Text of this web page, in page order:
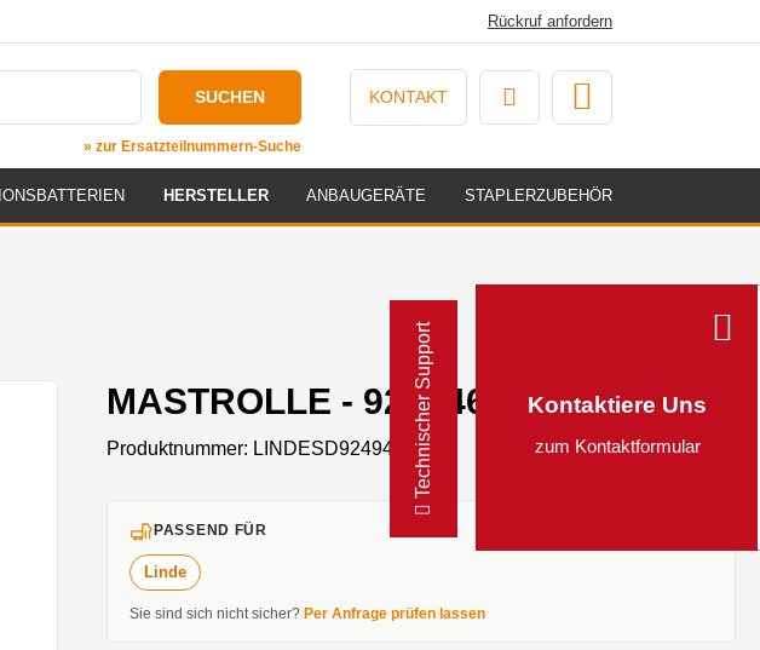
Rückruf anfordern
Technischer Support Kontaktiere Uns
zum Kontaktformular
SUCHEN
» zur Ersatzteilnummern-Suche
KONTAKT
HERSTELLER ANBAUGERÄTE STAPLERZUBEHÖR
MASTROLLE - 9249462
Produktnummer: LINDESD9249462
PASSEND FÜR
Linde
Sie sind sich nicht sicher? Per Anfrage prüfen lassen